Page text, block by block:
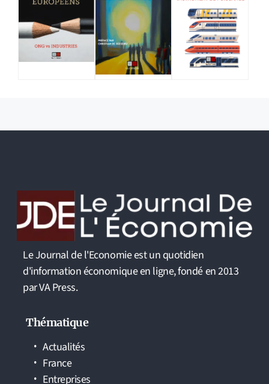
Le Journal de l'Economie est un quotidien
d'information économique en ligne, fondé en 2013
par VA Press.
Thématique
Actualités
France
Entreprises